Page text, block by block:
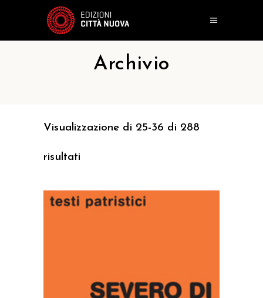
Archivio
Visualizzazione di 25-36 di 288
risultati